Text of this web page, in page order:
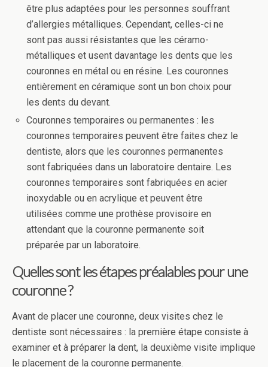
être plus adaptées pour les personnes souffrant
d’allergies métalliques. Cependant, celles-ci ne
sont pas aussi résistantes que les céramo-
métalliques et usent davantage les dents que les
couronnes en métal ou en résine. Les couronnes
entièrement en céramique sont un bon choix pour
les dents du devant.
Couronnes temporaires ou permanentes : les
couronnes temporaires peuvent être faites chez le
dentiste, alors que les couronnes permanentes
sont fabriquées dans un laboratoire dentaire. Les
couronnes temporaires sont fabriquées en acier
inoxydable ou en acrylique et peuvent être
utilisées comme une prothèse provisoire en
attendant que la couronne permanente soit
préparée par un laboratoire.
Quelles sont les étapes préalables pour une
couronne ?
Avant de placer une couronne, deux visites chez le
dentiste sont nécessaires : la première étape consiste à
examiner et à préparer la dent, la deuxième visite implique
le placement de la couronne permanente.